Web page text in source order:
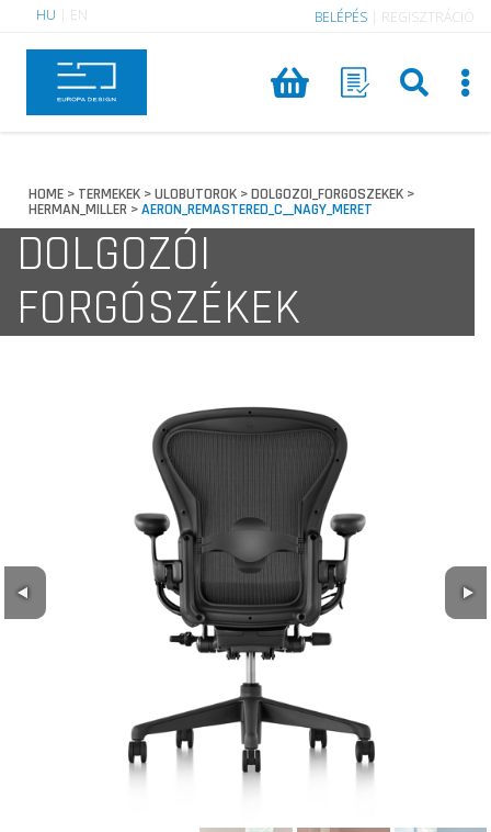
HU EN BELÉPÉS REGISZTRÁCIÓ
HOME > TERMEKEK >ULOBUTOROK >DOLGOZOI_FORGOSZEKEK >
HERMAN_MILLER >AERON_REMASTERED_C__NAGY_MERET
DOLGOZÓI
FORGÓSZÉKEK